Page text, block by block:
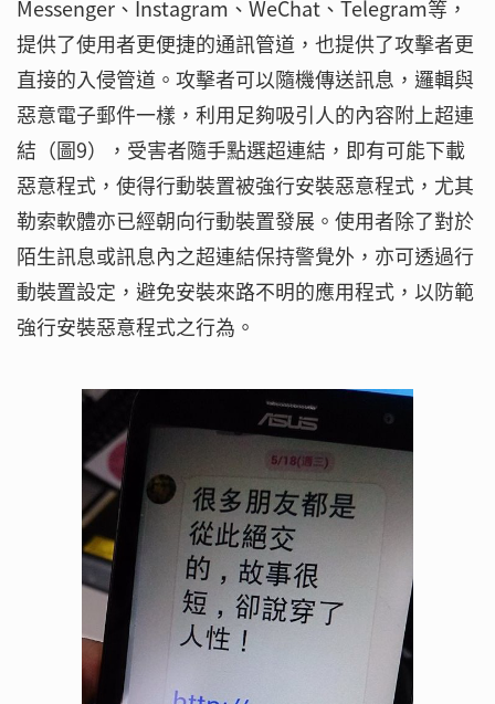
Messenger、Instagram、WeChat、Telegram等，
提供了使用者更便捷的通訊管道，也提供了攻擊者更
直接的入侵管道。攻擊者可以隨機傳送訊息，邏輯與
惡意電子郵件一樣，利用足夠吸引人的內容附上超連
結（圖9），受害者隨手點選超連結，即有可能下載
惡意程式，使得行動裝置被強行安裝惡意程式，尤其
勒索軟體亦已經朝向行動裝置發展。使用者除了對於
陌生訊息或訊息內之超連結保持警覺外，亦可透過行
動裝置設定，避免安裝來路不明的應用程式，以防範
強行安裝惡意程式之行為。